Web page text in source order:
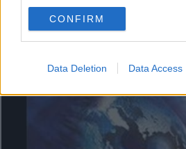
CONFIRM
Data Deletion Data Access